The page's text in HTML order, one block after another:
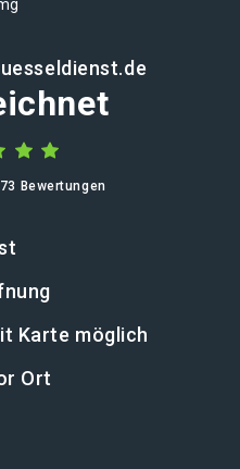
Bewertungen
Karte möglich
Ort